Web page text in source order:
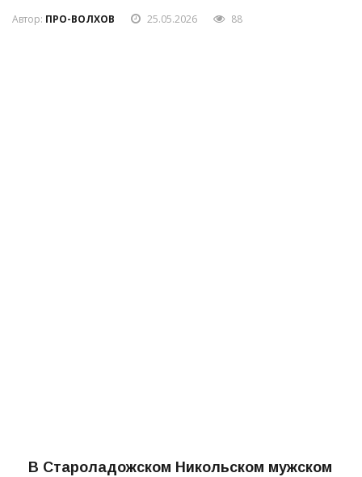
Автор: ПРО-ВОЛХОВ 25.05.2026 88
В Староладожском Никольском мужском